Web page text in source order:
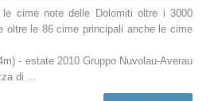
le cime note delle Dolomiti oltre i 3000
oltre le 86 cime principali anche le cime
- estate 2010 Gruppo Nuvolau-Averau
di ...